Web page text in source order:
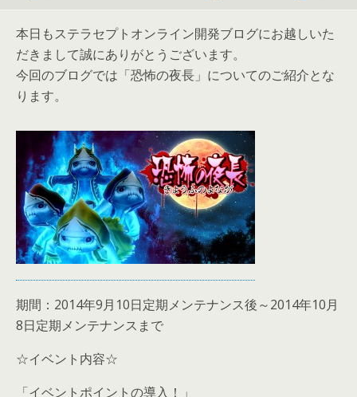
本日もステラセプトオンライン開発ブログにお越しいた
だきまして誠にありがとうございます。
今回のブログでは「恐怖の夜長」についてのご紹介とな
ります。
期間：2014年9月10日定期メンテナンス後～2014年10月
8日定期メンテナンスまで
☆イベント内容☆
「イベントポイントの導入！」